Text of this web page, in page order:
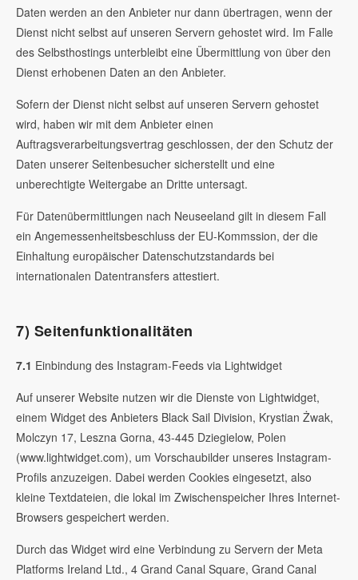
Daten werden an den Anbieter nur dann übertragen, wenn der
Dienst nicht selbst auf unseren Servern gehostet wird. Im Falle
des Selbsthostings unterbleibt eine Übermittlung von über den
Dienst erhobenen Daten an den Anbieter.
Sofern der Dienst nicht selbst auf unseren Servern gehostet
wird, haben wir mit dem Anbieter einen
Auftragsverarbeitungsvertrag geschlossen, der den Schutz der
Daten unserer Seitenbesucher sicherstellt und eine
unberechtigte Weitergabe an Dritte untersagt.
Für Datenübermittlungen nach Neuseeland gilt in diesem Fall
ein Angemessenheitsbeschluss der EU-Kommssion, der die
Einhaltung europäischer Datenschutzstandards bei
internationalen Datentransfers attestiert.
7) Seitenfunktionalitäten
7.1 Einbindung des Instagram-Feeds via Lightwidget
Auf unserer Website nutzen wir die Dienste von Lightwidget,
einem Widget des Anbieters Black Sail Division, Krystian Żwak,
Molczyn 17, Leszna Gorna, 43-445 Dziegielow, Polen
(www.lightwidget.com), um Vorschaubilder unseres Instagram-
Profils anzuzeigen. Dabei werden Cookies eingesetzt, also
kleine Textdateien, die lokal im Zwischenspeicher Ihres Internet-
Browsers gespeichert werden.
Durch das Widget wird eine Verbindung zu Servern der Meta
Platforms Ireland Ltd., 4 Grand Canal Square, Grand Canal